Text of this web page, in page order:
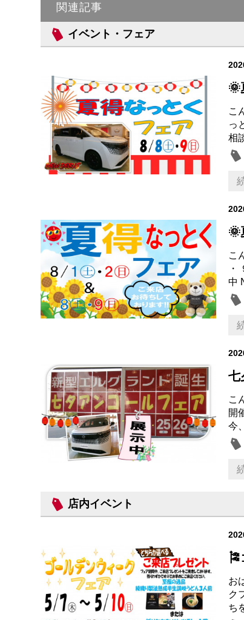
関連記事
イベント・フェア
こ
っ
相
🌞
こ
中
七
こ
開
今
店内イベント
🎏
お
ク
ち